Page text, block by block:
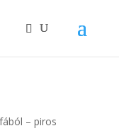
– piros